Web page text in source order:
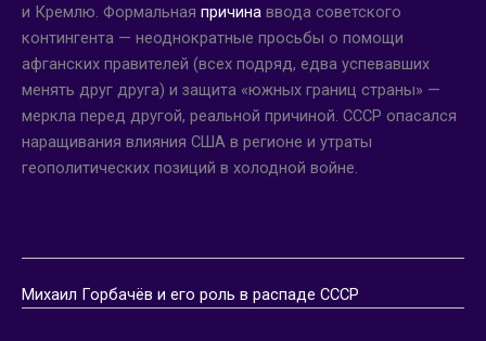
и Кремлю. Формальная причина ввода советского
контингента — неоднократные просьбы о помощи
афганских правителей (всех подряд, едва успевавших
менять друг друга) и защита «южных границ страны» —
меркла перед другой, реальной причиной. СССР опасался
наращивания влияния США в регионе и утраты
геополитических позиций в холодной войне.
Михаил Горбачёв и его роль в распаде СССР